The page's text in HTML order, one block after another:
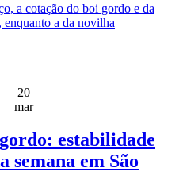
a cotação do boi gordo e da
enquanto a da novilha
20
mar
estabilidade
semana em São